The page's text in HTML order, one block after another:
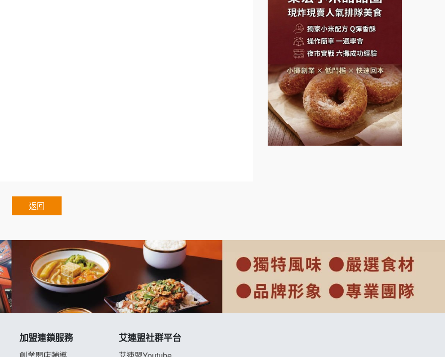
返回
自助洗衣店誠徵代洗收送人員
(台中市)
MUSHEN徵SPA美容芳療師
日十。早午食加盟說明會
拾鑶火鍋加盟說明會
雞咕雞咕加盟說明會
TEA TOP加盟說明會
珍好味臭臭鍋加盟說明會
藍象廷泰式火鍋加盟說明會
日十。早午食加盟說明會
上宇林加盟說明會
潮味決-湯滷專門店加盟說明會
鬍子茶加盟說明會
鮮茶道加盟說明會
微風亭鐵板燒加盟說明會
加盟連鎖服務 艾連盟社群平台